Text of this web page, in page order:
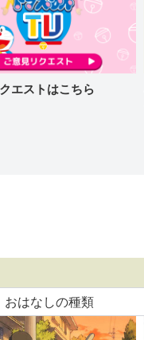
エストはこちら
おはなしの種類
すべて